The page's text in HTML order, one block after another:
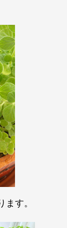
す。